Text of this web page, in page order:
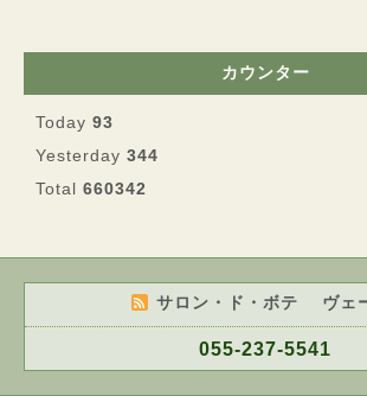
カウンター
Today 93
Yesterday 344
Total 660342
サロン・ド・ボテ ヴェ
055-237-5541